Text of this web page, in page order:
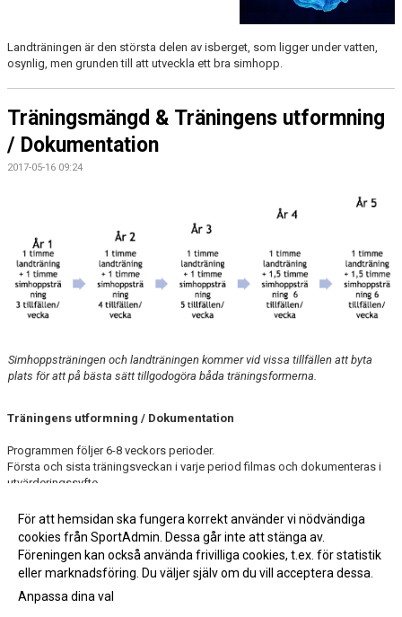
Landträningen är den största delen av isberget, som ligger under vatten,
osynlig, men grunden till att utveckla ett bra simhopp.
Träningsmängd & Träningens utformning
/ Dokumentation
2017-05-16 09:24
Simhoppsträningen och landträningen kommer vid vissa tillfällen att byta
plats för att på bästa sätt tillgodogöra båda träningsformerna.
Träningens utformning / Dokumentation
Programmen följer 6-8 veckors perioder.
Första och sista träningsveckan i varje period filmas och dokumenteras i
utvärderingssyfte.
uppfattar den, och därefter avgöra vilken nivå i som är lämplig för dem.
För att hemsidan ska fungera korrekt använder vi nödvändiga
cookies från SportAdmin. Dessa går inte att stänga av.
Föreningen kan också använda frivilliga cookies, t.ex. för statistik
eller marknadsföring. Du väljer själv om du vill acceptera dessa.
Anpassa dina val